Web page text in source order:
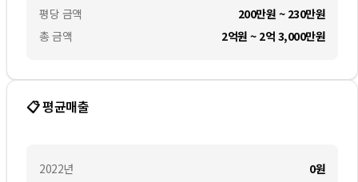
평당 금액
총 금액
200만원 ~ 230만원
2억원 ~ 2억 3,000만원
📋 평균매출
2022년
0원